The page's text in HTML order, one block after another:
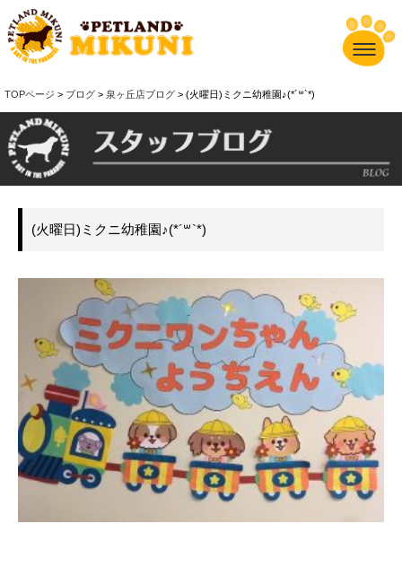
TOPページ > ブログ > 泉ヶ丘店ブログ > (火曜日)ミクニ幼稚園♪(*´꒳`*)
(火曜日)ミクニ幼稚園♪(*´꒳`*)